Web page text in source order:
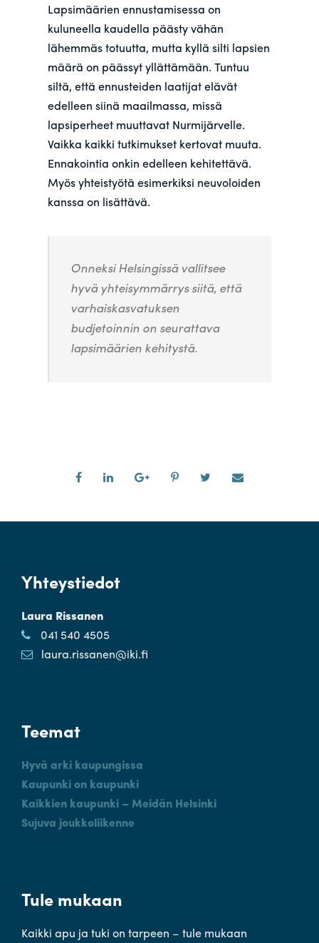
Lapsimäärien ennustamisessa on
kuluneella kaudella päästy vähän
lähemmäs totuutta, mutta kyllä silti lapsien
määrä on päässyt yllättämään. Tuntuu
siltä, että ennusteiden laatijat elävät
edelleen siinä maailmassa, missä
lapsiperheet muuttavat Nurmijärvelle.
Vaikka kaikki tutkimukset kertovat muuta.
Ennakointia onkin edelleen kehitettävä.
Myös yhteistyötä esimerkiksi neuvoloiden
kanssa on lisättävä.
Onneksi Helsingissä vallitsee
hyvä yhteisymmärrys siitä, että
varhaiskasvatuksen
budjetoinnin on seurattava
lapsimäärien kehitystä.
Yhteystiedot
Laura Rissanen
041 540 4505
laura.rissanen@iki.fi
Teemat
Hyvä arki kaupungissa
Kaupunki on kaupunki
Kaikkien kaupunki – Meidän Helsinki
Sujuva joukkoliikenne
Tule mukaan
Kaikki apu ja tuki on tarpeen – tule mukaan